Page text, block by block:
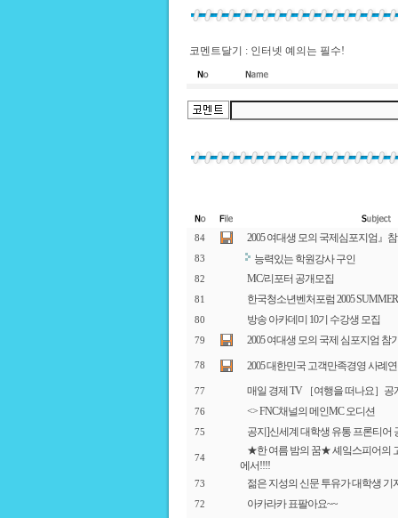
코멘트달기 : 인터넷 예의는 필수!
84 2005 여대생 모의 국제심포지엄』
83 능력있는 학원강사 구인
82 MC/리포터 공개모집
81 한국청소년벤처포럼 2005
80 방송 아카데미 10기 수강생 모집
79 2005 여대생 모의 국제 심포지엄 참
78 2005 대한민국 고객만족경영 사례
77 매일 경제 TV ［여행을 떠나요］공
76 <> FNC채널의 메인MC 오디션
75 공지]신세계 대학생 유통 프론티어
74
★한 여름 밤의 꿈★ 셰잌스피어의
에서!!!!
73 젊은 지성의 신문 투유가 대학생 기
72 아카라카 표팔아요~~